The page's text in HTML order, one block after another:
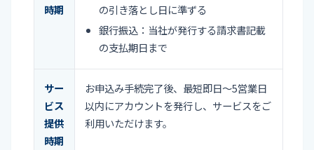
時期
の引き落とし日に準ずる
銀行振込：当社が発行する請求書記載
の支払期日まで
サー
ビス
提供
時期
お申込み手続完了後、最短即日〜5営業日
以内にアカウントを発行し、サービスをご
利用いただけます。